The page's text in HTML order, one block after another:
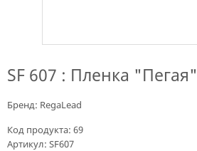
SF 607 : Пленка "Пегая"
Бренд: RegaLead
Код продукта: 69
Артикул: SF607